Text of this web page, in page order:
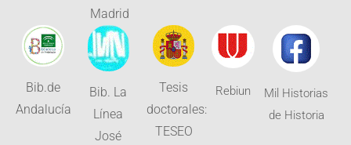
Madrid
Bib.de
Andalucía
Bib. La
Línea
José
Tesis
doctorales:
TESEO
Rebiun
Mil Historias
de Historia